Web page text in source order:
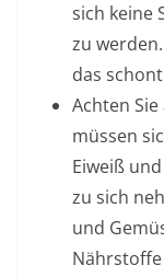
sich keine
zu
das
Achten
müssen
Eiweiß
zu sich
und